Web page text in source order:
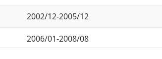
2002/12-2005/12
2006/01-2008/08